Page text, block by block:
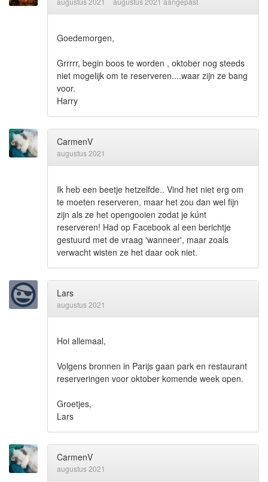
Goedemorgen,
Grrrrr, begin boos te worden , oktober nog steeds
niet mogelijk om te reserveren....waar zijn ze bang
voor.
Harry
CarmenV
augustus 2021
Ik heb een beetje hetzelfde.. Vind het niet erg om
te moeten reserveren, maar het zou dan wel fijn
zijn als ze het opengooien zodat je kúnt
reserveren! Had op Facebook al een berichtje
gestuurd met de vraag 'wanneer', maar zoals
verwacht wisten ze het daar ook niet.
Lars
augustus 2021
Hoi allemaal,
Volgens bronnen in Parijs gaan park en restaurant
reserveringen voor oktober komende week open.
Groetjes,
Lars
CarmenV
augustus 2021